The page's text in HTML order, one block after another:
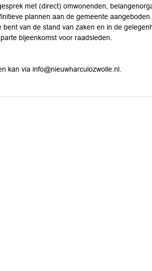
met (direct) omwonenden,
plannen aan de gemeente
bent van de stand van zaken en in de
bijeenkomst voor raadsleden.
kan via info@nieuwharculozwolle.nl.